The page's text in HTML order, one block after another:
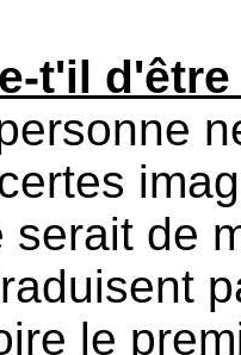
t'il
serait de
le